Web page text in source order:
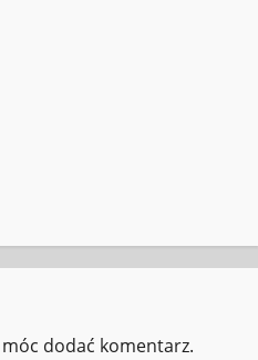
móc dodać komentarz.